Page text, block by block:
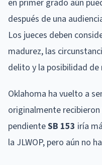
en primer grado aún
después de una
Los jueces deben
madurez, las
delito y la posibilidad de
Oklahoma ha vuelto a
originalmente
pendienteSB 153 iría
la JLWOP, pero aún no